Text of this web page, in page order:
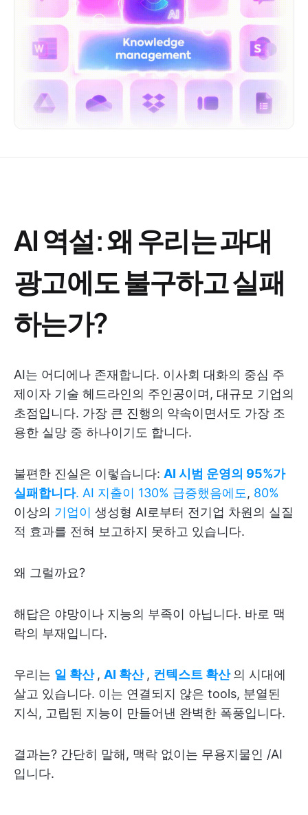
AI 역설: 왜 우리는 과대
광고에도 불구하고 실패
하는가?
AI는 어디에나 존재합니다. 이사회 대화의 중심 주
제이자 기술 헤드라인의 주인공이며, 대규모 기업의
초점입니다. 가장 큰 진행의 약속이면서도 가장 조
용한 실망 중 하나이기도 합니다.
불편한 진실은 이렇습니다: AI 시범 운영의 95%가
실패합니다. AI 지출이 130% 급증했음에도 , 80%
이상의 기업이 생성형 AI로부터 전기업 차원의 실질
적 효과를 전혀 보고하지 못하고 있습니다.
왜 그럴까요?
해답은 야망이나 지능의 부족이 아닙니다. 바로 맥
락의 부재입니다.
우리는 일 확산 , AI 확산 , 컨텍스트 확산 의 시대에
살고 있습니다. 이는 연결되지 않은 tools, 분열된
지식, 고립된 지능이 만들어낸 완벽한 폭풍입니다.
결과는? 간단히 말해, 맥락 없이는 무용지물인 /AI
입니다.